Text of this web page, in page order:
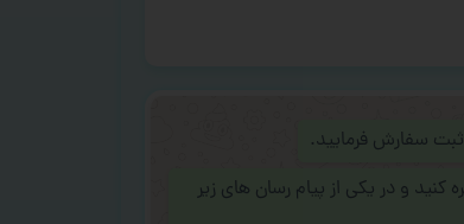
ثبت سفارش فرمایید.
کنید و در یکی از پیام رسان های زیر